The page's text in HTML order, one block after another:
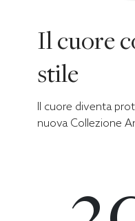
Il cuore
stile
Il cuore diventa
nuova Collezione